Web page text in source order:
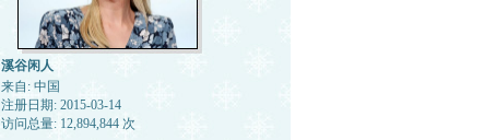
溪谷闲人
来自: 中国
注册日期: 2015-03-14
访问总量: 12,894,844 次